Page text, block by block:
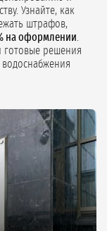
Узнайте, как
штрафов,
на оформлении
готовые решения